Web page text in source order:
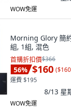
WOW免運
Morning Glory 簡
組, 1組, 混色
首購折扣價$366
56% $160 (
運費 $195
8/13 星
WOW免運